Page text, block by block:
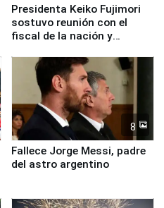
Presidenta Keiko Fujimori
sostuvo reunión con el
fiscal de la nación y
8
Fallece Jorge Messi, padre
del astro argentino